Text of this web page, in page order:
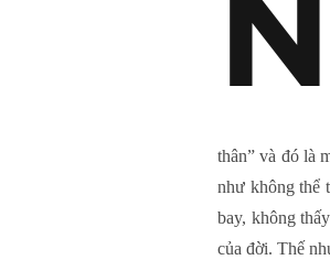
N
thân” và đó là
như không thể
bay, không
của đời. Thế